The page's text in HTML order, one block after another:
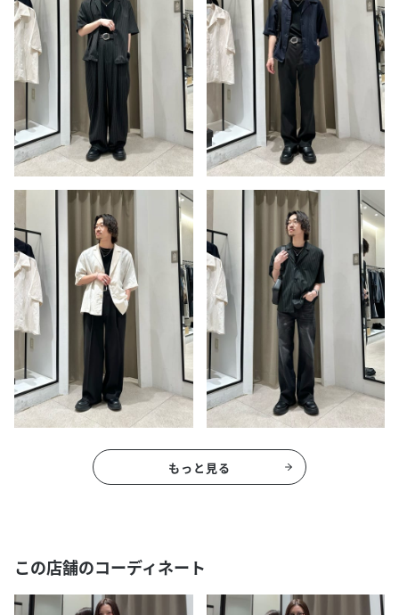
もっと見る
この店舗のコーディネート